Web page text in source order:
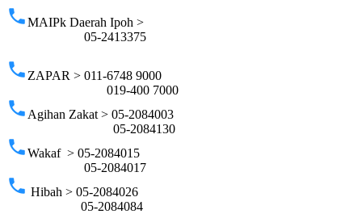
phoneMAIPk Daerah Ipoh >
05-2413375
phone ZAPAR > 011-6748 9000
019-400 7000
phone Agihan Zakat > 05-2084003
05-2084130
phoneWakaf > 05-2084015
05-2084017
phone Hibah > 05-2084026
05-2084084